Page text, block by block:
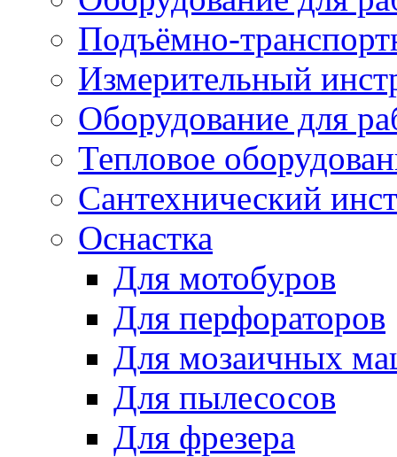
Подъёмно-
Измерительный
Оборудование для
Тепловое
Сантехнический
Оснастка
Для мотобуров
Для перфораторов
Для мозаичных
Для пылесосов
Для фрезера